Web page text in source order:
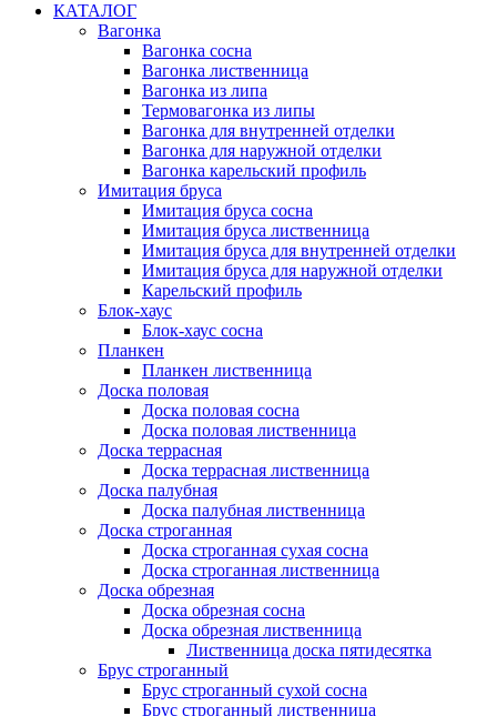
КАТАЛОГ
Вагонка
Вагонка сосна
Вагонка лиственница
Вагонка из липа
Термовагонка из липы
Вагонка для внутренней отделки
Вагонка для наружной отделки
Вагонка карельский профиль
Имитация бруса
Имитация бруса сосна
Имитация бруса лиственница
Имитация бруса для внутренней отделки
Имитация бруса для наружной отделки
Карельский профиль
Блок-хаус
Блок-хаус сосна
Планкен
Планкен лиственница
Доска половая
Доска половая сосна
Доска половая лиственница
Доска террасная
Доска террасная лиственница
Доска палубная
Доска палубная лиственница
Доска строганная
Доска строганная сухая сосна
Доска строганная лиственница
Доска обрезная
Доска обрезная сосна
Доска обрезная лиственница
Лиственница доска пятидесятка
Брус строганный
Брус строганный сухой сосна
Брус строганный лиственница